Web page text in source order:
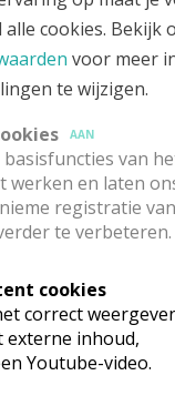
OF
11 juni 2025 was
De kinderen
de
2de woensdag
van start in de
voor kinderen
cookies. Bekijk
voor meer
te wijzigen.
AAN
van
werken en laten
registratie
te verbeteren.
cookies
correct
externe inhoud,
Youtube-video.